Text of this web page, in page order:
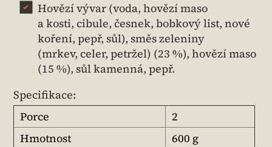
Hovězí vývar (voda, hovězí maso
a kosti, cibule, česnek, bobkový list, nové
koření, pepř, sůl), směs zeleniny
(mrkev, celer, petržel) (23 %), hovězí maso
(15 %), sůl kamenná, pepř.
Specifikace:
Porce
2
Hmotnost
600 g